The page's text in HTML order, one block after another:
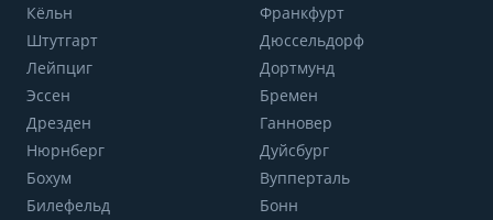
Кёльн
Франкфурт
Штутгарт
Дюссельдорф
Лейпциг
Дортмунд
Эссен
Бремен
Дрезден
Ганновер
Нюрнберг
Дуйсбург
Бохум
Вупперталь
Билефельд
Бонн